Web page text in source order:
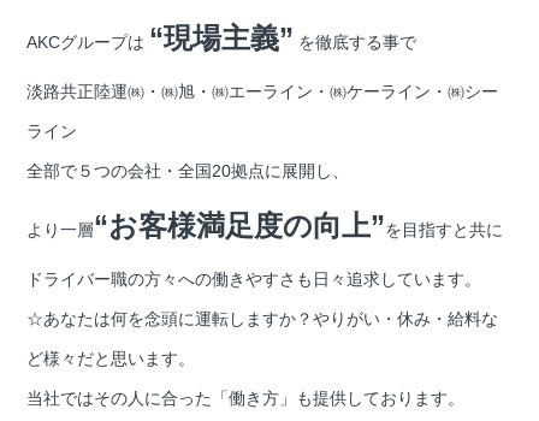
AKCグループは “現場主義” を徹底する事で
淡路共正陸運㈱・㈱旭・㈱エーライン・㈱ケーライン・㈱シー
ライン
全部で５つの会社・全国20拠点に展開し、
より一層“お客様満足度の向上”を目指すと共に
ドライバー職の方々への働きやすさも日々追求しています。
☆あなたは何を念頭に運転しますか？やりがい・休み・給料な
ど様々だと思います。
当社ではその人に合った「働き方」も提供しております。